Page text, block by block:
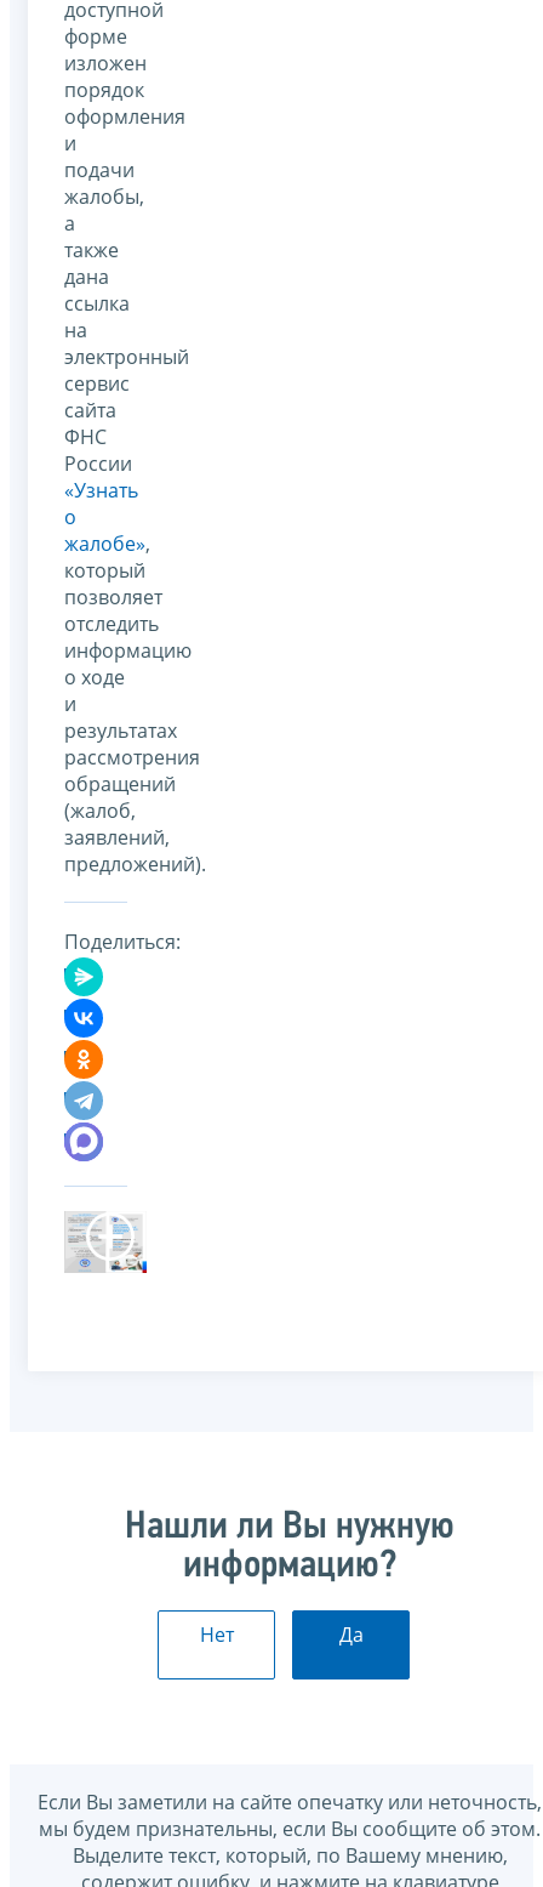
доступной
форме
изложен
порядок
оформления
и
подачи
жалобы,
а
также
дана
ссылка
на
электронный
сервис
сайта
ФНС
России
«Узнать
о
жалобе»,
который
позволяет
отследить
информацию
о ходе
и
результатах
рассмотрения
обращений
(жалоб,
заявлений,
предложений).
Поделиться:
Нашли ли Вы нужную
информацию?
Нет Да
Если Вы заметили на сайте опечатку или неточность,
мы будем признательны, если Вы сообщите об этом.
Выделите текст, который, по Вашему мнению,